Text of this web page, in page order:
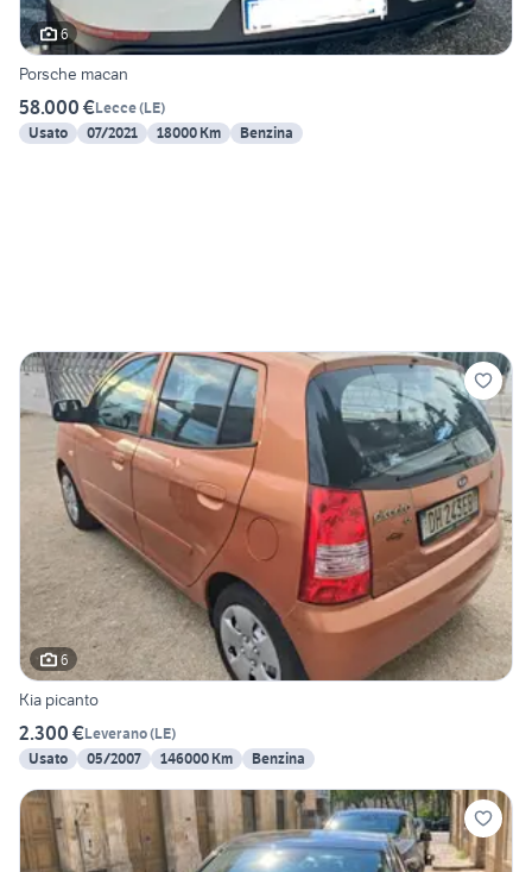
6
Porsche macan
58.000 €Lecce(LE)
Usato
07/2021 18000 Km Benzina
6
Kia picanto
2.300 €Leverano(LE)
Usato
05/2007 146000 Km Benzina